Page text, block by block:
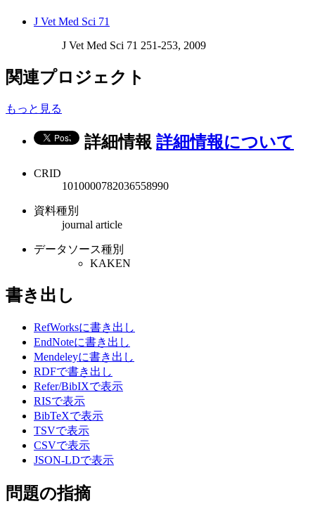
J Vet Med Sci 71
J Vet Med Sci 71 251-253, 2009
関連プロジェクト
もっと見る
詳細情報 詳細情報について
CRID
1010000782036558990
資料種別
journal article
データソース種別
KAKEN
書き出し
RefWorksに書き出し
EndNoteに書き出し
Mendeleyに書き出し
RDFで書き出し
Refer/BibIXで表示
RISで表示
BibTeXで表示
TSVで表示
CSVで表示
JSON-LDで表示
問題の指摘